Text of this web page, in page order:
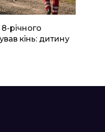
річного
кінь: дитину